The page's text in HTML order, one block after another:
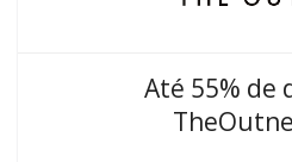
Até 55% de